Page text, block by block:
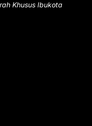
Khusus Ibukota